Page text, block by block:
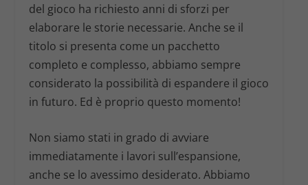
del gioco ha richiesto anni di sforzi per
elaborare le storie necessarie. Anche se il
titolo si presenta come un pacchetto
completo e complesso, abbiamo sempre
considerato la possibilità di espandere il gioco
in futuro. Ed è proprio questo momento!
Non siamo stati in grado di avviare
immediatamente i lavori sull’espansione,
anche se lo avessimo desiderato. Abbiamo